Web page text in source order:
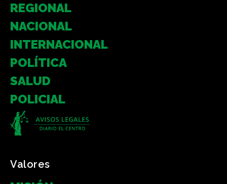
REGIONAL
NACIONAL
INTERNACIONAL
POLÍTICA
SALUD
POLICIAL
Valores